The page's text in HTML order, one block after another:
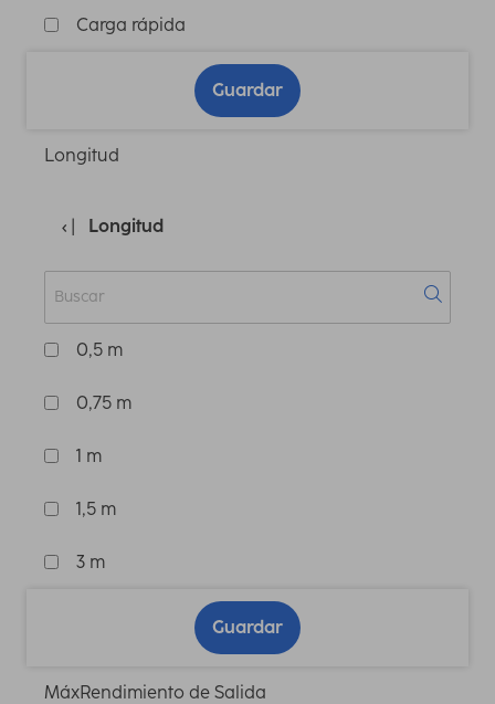
Carga rápida
Guardar
Longitud
Longitud
0,5 m
0,75 m
1 m
1,5 m
3 m
Guardar
MáxRendimiento de Salida